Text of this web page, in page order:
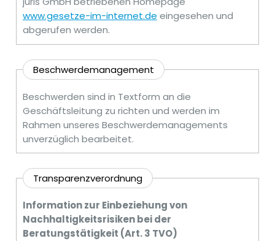
www.gesetze-im-internet.de eingesehen und
abgerufen werden.
Beschwerdemanagement
Beschwerden sind in Textform an die
Geschäftsleitung zu richten und werden im
Rahmen unseres Beschwerdemanagements
unverzüglich bearbeitet.
Transparenzverordnung
Information zur Einbeziehung von
Nachhaltigkeitsrisiken bei der
Beratungstätigkeit (Art. 3 TVO)